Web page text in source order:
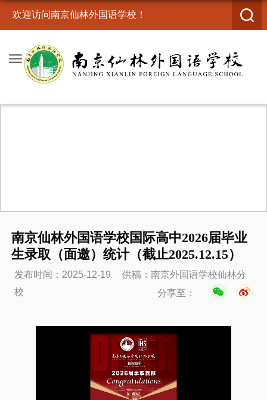
欢迎访问南京仙林外国语学校！
南京仙林外国语学校国际高中2026届毕业
生录取（面邀）统计（截止2025.12.15）
发布时间：2025-12-19
供稿：南京外国语学校仙林分
校
分享至：